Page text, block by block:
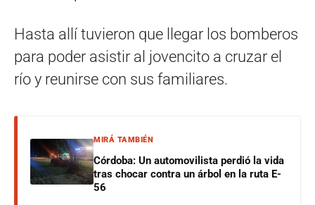
Hasta allí tuvieron que llegar los bomberos
para poder asistir al jovencito a cruzar el
río y reunirse con sus familiares.
MIRÁ TAMBIÉN
Córdoba: Un automovilista perdió la vida
tras chocar contra un árbol en la ruta E-
56